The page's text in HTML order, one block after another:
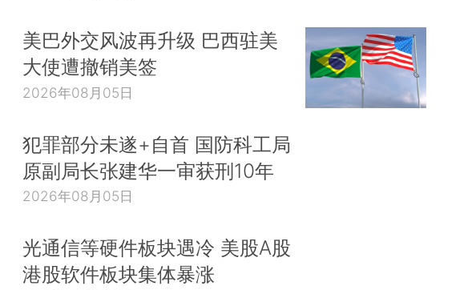
美巴外交风波再升级 巴西驻美
大使遭撤销美签
2026年08月05日
犯罪部分未遂+自首 国防科工局
原副局长张建华一审获刑10年
2026年08月05日
光通信等硬件板块遇冷 美股A股
港股软件板块集体暴涨